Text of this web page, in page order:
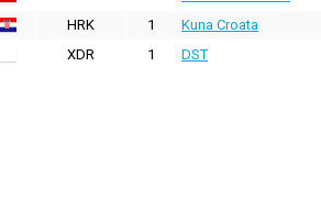
HRK
1 Kuna Croata
XDR
1 DST